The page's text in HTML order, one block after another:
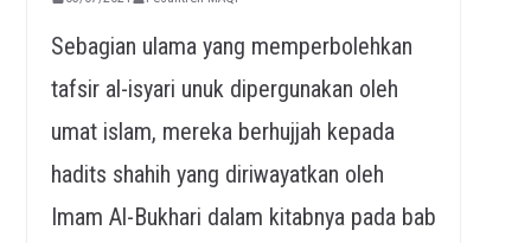
Sebagian ulama yang memperbolehkan
tafsir al-isyari unuk dipergunakan oleh
umat islam, mereka berhujjah kepada
hadits shahih yang diriwayatkan oleh
Imam Al-Bukhari dalam kitabnya pada bab